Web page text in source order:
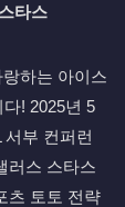
타스
하는 아이스
! 2025년 5
부 컨퍼런
러스 스타스
츠 토토 전략